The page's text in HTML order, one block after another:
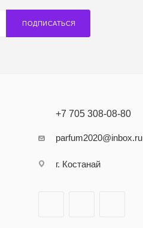
ПОДПИСАТЬСЯ
+7 705 308-08-80
parfum2020@inbox.ru
г. Костанай